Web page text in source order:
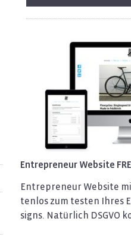
En­tre­pre­neur Web­site
En­tre­pre­neur Web­site
ten­los zum tes­ten Ihres
signs. Na­tür­lich DSGVO